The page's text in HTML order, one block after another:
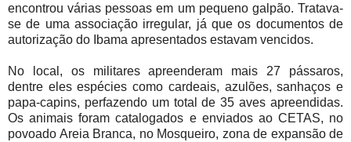
encontrou várias pessoas em um pequeno galpão. Tratava-
se de uma associação irregular, já que os documentos de
autorização do Ibama apresentados estavam vencidos.
No local, os militares apreenderam mais 27 pássaros,
dentre eles espécies como cardeais, azulões, sanhaços e
papa-capins, perfazendo um total de 35 aves apreendidas.
Os animais foram catalogados e enviados ao CETAS, no
povoado Areia Branca, no Mosqueiro, zona de expansão de